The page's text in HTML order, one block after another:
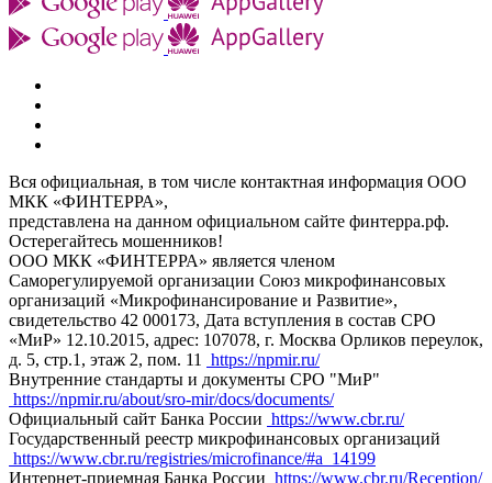
Вся официальная, в том числе контактная информация ООО
МКК «ФИНТЕРРА»,
представлена на данном официальном сайте финтерра.рф.
Остерегайтесь мошенников!
ООО МКК «ФИНТЕРРА» является членом
Саморегулируемой организации Союз микрофинансовых
организаций «Микрофинансирование и Развитие»,
свидетельство 42 000173, Дата вступления в состав СРО
«МиР» 12.10.2015, адрес: 107078, г. Москва Орликов переулок,
д. 5, стр.1, этаж 2, пом. 11
https://npmir.ru/
Внутренние стандарты и документы СРО "МиР"
https://npmir.ru/about/sro-mir/docs/documents/
Официальный сайт Банка России https://www.cbr.ru/
Государственный реестр микрофинансовых организаций
https://www.cbr.ru/registries/microfinance/#a_14199
Интернет-приемная Банка России https://www.cbr.ru/Reception/